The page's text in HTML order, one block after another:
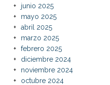
junio 2025
mayo 2025
abril 2025
marzo 2025
febrero 2025
diciembre 2024
noviembre 2024
octubre 2024